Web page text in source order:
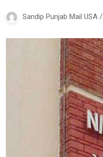
Sandip Punjab Mail USA /